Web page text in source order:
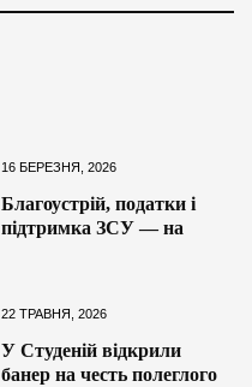
16 БЕРЕЗНЯ, 2026
Благоустрій, податки і
підтримка ЗСУ — на
22 ТРАВНЯ, 2026
У Студеній відкрили
банер на честь полеглого